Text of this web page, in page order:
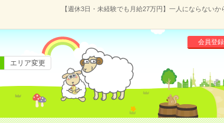
【週休3日・未経験でも月給27万円】一人にならない
会員登録
エリア変更